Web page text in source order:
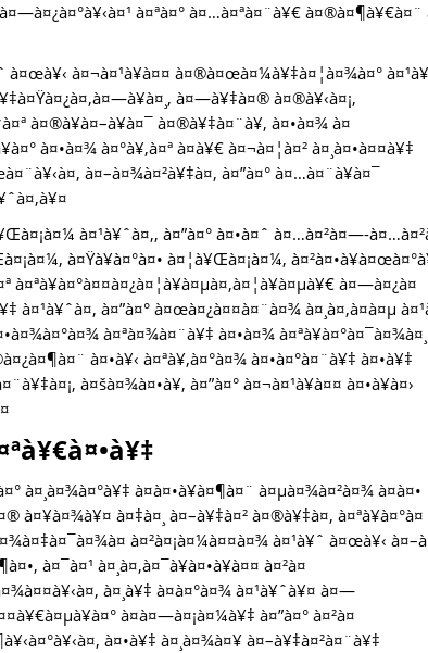
à¤—à¤¿à¤°à¥‹à¤¹ à¤ªà¤° à¤…à¤ªà¤¨à¥€ à¤®à¤¶à¥€à¤¨
à¤œà¥‹ à¤¬à¤¹à¥à¤¤ à¤®à¤œà¤¼à¥‡à¤¦à¤¾à¤°
à¤—à¥‡à¤® à¤®à¥‹à¤¡,
à¤®à¥à¤–à¥à¤¯ à¤®à¥‡à¤¨à¥‚ à¤•à¤¾ à¤
à¤•à¤¾ à¤°à¥‚à¤ª à¤­à¥€ à¤¬à¤¦à¤² à¤¸à¤•à¤¤à¥‡
à¤–à¤¾à¤²à¥‡à¤‚ à¤”à¤° à¤…à¤¨à¥à¤¯
à¤¹à¥ˆà¤‚, à¤”à¤° à¤•à¤ˆ à¤…à¤²à¤—-
à¤Ÿà¥à¤°à¤• à¤¦à¥Œà¤¡à¤¼,
à¤—à¤¿à¤
à¤¹à¥ˆà¤‚ à¤”à¤° à¤œà¤¿à¤¤à¤¨à¤¾ à¤¸à¤‚à¤­à¤µ
à¤ªà¤¾à¤¨à¥‡ à¤•à¤¾ à¤ªà¥à¤°à¤¯à¤¾à¤¸
à¤•à¥‹ à¤ªà¥‚à¤°à¤¾ à¤•à¤°à¤¨à¥‡ à¤•à¥‡
à¤šà¤¾à¤•à¥‚ à¤”à¤° à¤¬à¤¹à¥à¤¤ à¤•à¥à¤›
à¤¸à¤¾à¤°à¥‡ à¤à¤•à¥à¤¶à¤¨ à¤µà¤¾à¤²à¤¾ à¤à¤•
à¤¥à¤¾à¥¤ à¤‡à¤¸ à¤–à¥‡à¤² à¤®à¥‡à¤‚ à¤ªà¥à¤°à¤
à¤²à¤¡à¤¼à¤¤à¤¾ à¤¹à¥ˆ à¤œà¥‹
à¤¯à¤¹ à¤¸à¤‚à¤¯à¥à¤•à¥à¤¤ à¤²à¤
à¤¸à¥‡ à¤­à¤°à¤¾ à¤¹à¥ˆà¥¤ à¤—
à¤à¤—à¤¡à¤¼à¥‡ à¤”à¤° à¤²à¤
à¤•à¥‡ à¤¸à¤¾à¤¥ à¤–à¥‡à¤²à¤¨à¥‡